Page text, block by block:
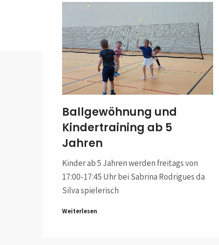
Ballgewöhnung und
Kindertraining ab 5
Jahren
Kinder ab 5 Jahren werden freitags von
17:00-17:45 Uhr bei Sabrina Rodrigues da
Silva spielerisch
Weiterlesen